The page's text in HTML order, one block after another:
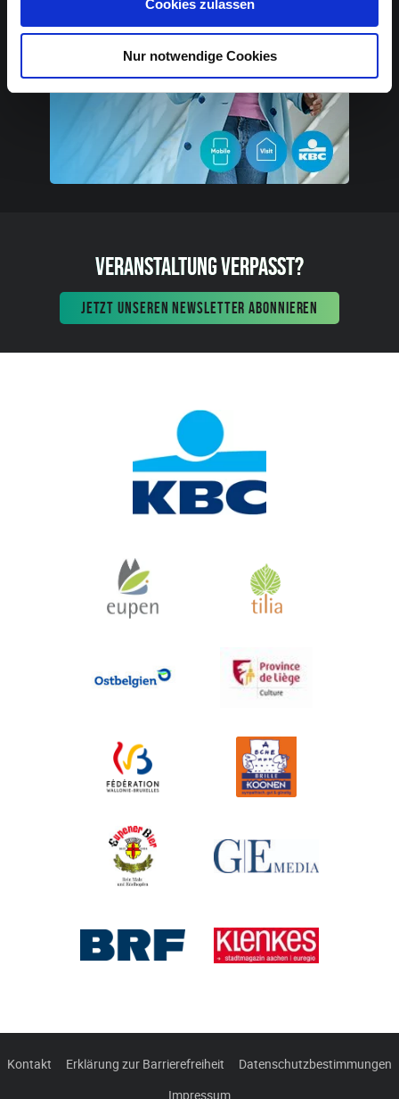
Cookies zulassen
Nur notwendige Cookies
VERANSTALTUNG VERPASST?
JETZT UNSEREN NEWSLETTER ABONNIEREN
Kontakt Erklärung zur Barrierefreiheit
Datenschutzbestimmungen
Impressum